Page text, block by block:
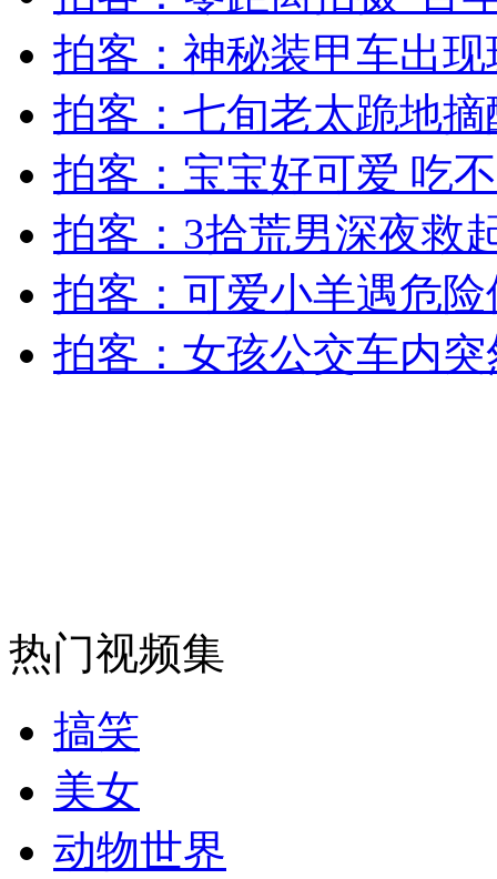
无痛分娩是否安全 医生回应
外交部：有关国家言论片面不公正
安徽一实载49人客车翻车
拍客：神秘装甲车出
拍客：七旬老太跪地
拍客：宝宝好可爱 吃
拍客：3拾荒男深夜救
拍客：可爱小羊遇危
拍客：女孩公交车内
热门视频集
搞笑
美女
动物世界